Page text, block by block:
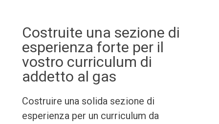
Costruite una sezione di
esperienza forte per il
vostro curriculum di
addetto al gas
Costruire una solida sezione di
esperienza per un curriculum da